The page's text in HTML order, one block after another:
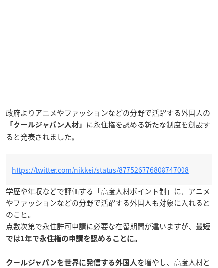
政府よりアニメやファッションなどの分野で活躍する外国人の
「クールジャパン人材」
に永住権を認める新たな制度を創設す
ると発表されました。
https://twitter.com/nikkei/status/877526776808747008
学歴や年収などで評価する「高度人材ポイント制」に、アニメ
やファッションなどの分野で活躍する外国人も対象に入れると
のこと。
点数次第で永住許可申請に必要な在留期間が違いますが、
最短
では1年で永住権の申請を認めることに。
クールジャパンを世界に発信する外国人 を増やし、高度人材と